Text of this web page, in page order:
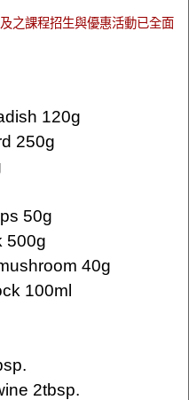
之課程招生與優惠活動已全面
120g
250g
50g
500g
40g
100ml
2tbsp.